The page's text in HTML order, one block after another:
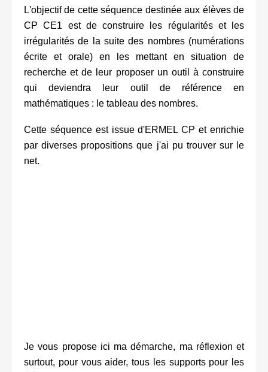
L'objectif de cette séquence destinée aux élèves de
CP CE1 est de construire les régularités et les
irrégularités de la suite des nombres (numérations
écrite et orale) en les mettant en situation de
recherche et de leur proposer un outil à construire
qui deviendra leur outil de référence en
mathématiques : le tableau des nombres.
Cette séquence est issue d'ERMEL CP et enrichie
par diverses propositions que j'ai pu trouver sur le
net.
Je vous propose ici ma démarche, ma réflexion et
surtout, pour vous aider, tous les supports pour les